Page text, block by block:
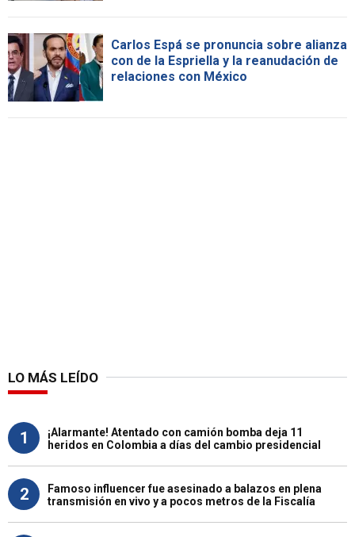
Carlos Espá se pronuncia sobre alianza
con de la Espriella y la reanudación de
relaciones con México
LO MÁS LEÍDO
1
¡Alarmante! Atentado con camión bomba deja 11
heridos en Colombia a días del cambio presidencial
2
Famoso influencer fue asesinado a balazos en plena
transmisión en vivo y a pocos metros de la Fiscalía